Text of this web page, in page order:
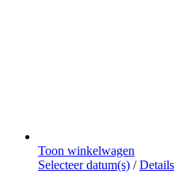
Toon winkelwagen
Selecteer datum(s) Dit
/ Details